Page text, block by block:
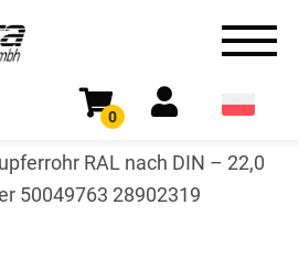
0
RAL nach DIN – 22,0
50049763 28902319